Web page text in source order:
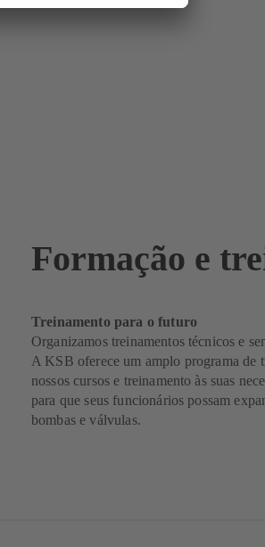
Formação e
Treinamento para o futuro
Organizamos treinamentos técnicos e
A KSB oferece um amplo programa de
nossos cursos e treinamento às suas
para que seus funcionários possam
bombas e válvulas.